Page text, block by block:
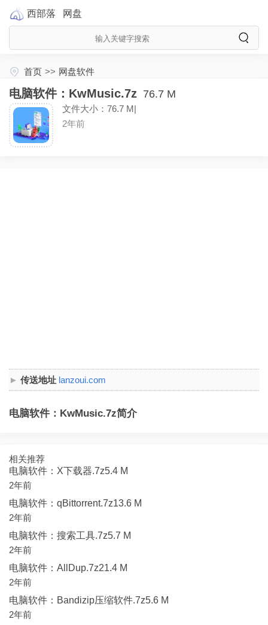
西部落 网盘
首页 >> 网盘软件
电脑软件：KwMusic.7z 76.7 M
文件大小：76.7 M|
2年前
传送地址 lanzoui.com
电脑软件：KwMusic.7z简介
相关推荐
电脑软件：X下载器.7z5.4 M
2年前
电脑软件：qBittorrent.7z13.6 M
2年前
电脑软件：搜索工具.7z5.7 M
2年前
电脑软件：AllDup.7z21.4 M
2年前
电脑软件：Bandizip压缩软件.7z5.6 M
2年前